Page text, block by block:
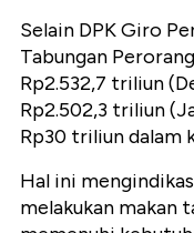
Selain DPK Giro
Tabungan
Rp2.532,7 triliun
Rp2.502,3 triliun
Rp30 triliun dalam
Hal ini
melakukan makan